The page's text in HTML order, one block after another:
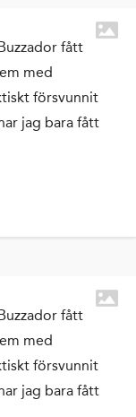
fått
med
försvunnit
jag bara fått
fått
med
försvunnit
jag bara fått